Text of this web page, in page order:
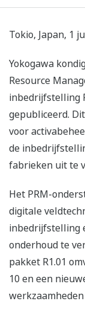
Tokio, Japan, 1
Yokogawa
Resource
inbedrijfstelling
gepubliceerd.
voor
de
fabrieken uit te
Het PRM-
digitale
inbedrijfstelling
onderhoud te
pakket R1.01
10 en een